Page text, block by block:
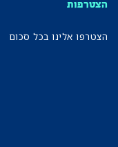
הצטרפות
הצטרפו אלינו בכל סכום